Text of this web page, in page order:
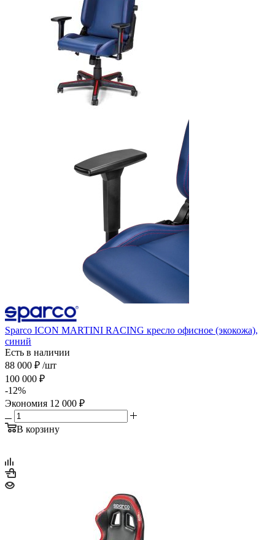
Sparco ICON MARTINI RACING кресло офисное (экокожа),
синий
Есть в наличии
88 000 ₽ /шт
100 000 ₽
-12%
Экономия 12 000 ₽
В корзину